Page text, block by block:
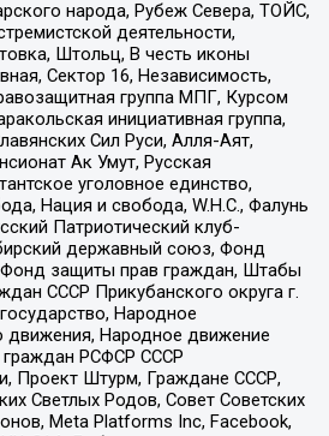
народа, Рубеж Севера, ТОЙС,
деятельности,
Штольц, В честь иконы
Сектор 16, Независимость,
группа МПГ, Курсом
инициативная группа,
Сил Руси, Алля-Аят,
Ак Умут, Русская
уголовное единство,
Нация и свобода, W.H.С., Фалунь
Патриотический клуб-
державный союз, Фонд
защиты прав граждан, Штабы
СССР Прикубанского округа г.
Народное
движения, Народное движение
РСФСР СССР
Проект Штурм, Граждане СССР,
Светлых Родов, Совет Советских
Meta Platforms Inc, Facebook,